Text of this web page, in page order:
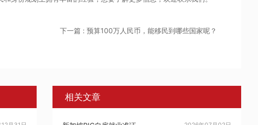
下一篇 : 预算100万人民币，能移民到哪些国家呢？
相关文章